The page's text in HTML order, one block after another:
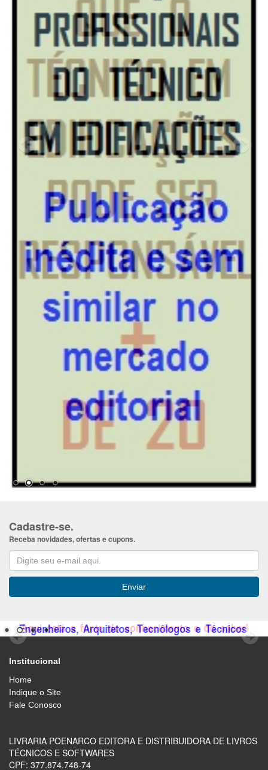
Cadastre-se.
Receba novidades, ofertas e cupons.
Institucional
Home
Indique o Site
Fale Conosco
LIVRARIA POENARCO EDITORA E DISTRIBUIDORA DE LIVROS
TÉCNICOS E SOFTWARES
CPF: 377.874.748-74